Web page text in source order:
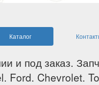
Каталог
и под заказ.
Ford. Chevrolet.